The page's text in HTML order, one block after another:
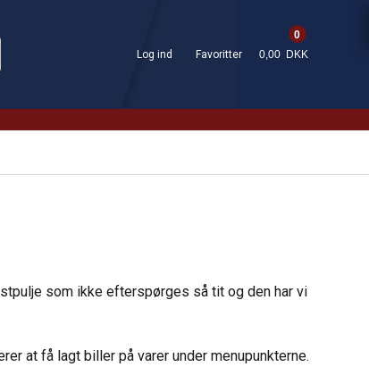
Log ind Favoritter
0
0,00 DKK
som ikke efterspørges så tit og den har vi
at få lagt biller på varer under menupunkterne.